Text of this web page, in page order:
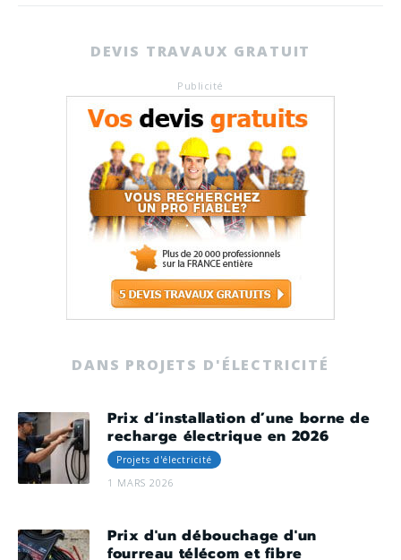
DEVIS TRAVAUX GRATUIT
Publicité
DANS PROJETS D'ÉLECTRICITÉ
Prix d’installation d’une borne de
recharge électrique en 2026
Projets d'électricité
1 MARS 2026
Prix d'un débouchage d'un
fourreau télécom et fibre